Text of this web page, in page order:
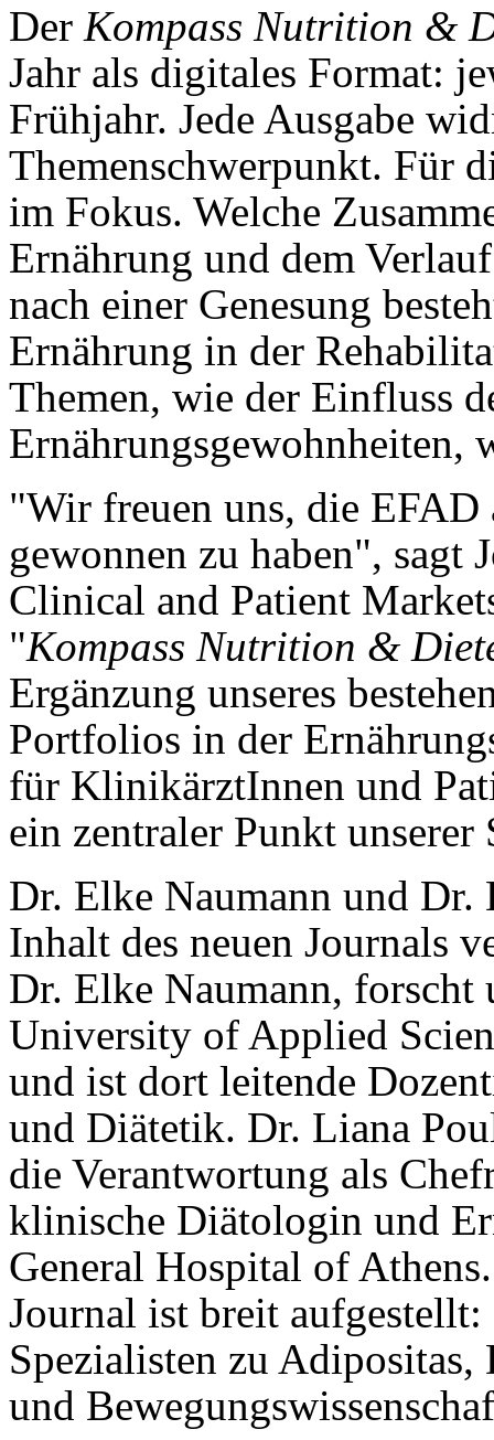
Der Kompass Nutrition &
Jahr als digitales Format:
Frühjahr. Jede Ausgabe
Themenschwerpunkt. Für
im Fokus. Welche
Ernährung und dem
nach einer Genesung
Ernährung in der
Themen, wie der Einfluss
Ernährungsgewohnheiten,
"Wir freuen uns, die EFAD
gewonnen zu haben", sagt
Clinical and Patient
"Kompass Nutrition &
Ergänzung unseres
Portfolios in der
für KlinikärztInnen und
ein zentraler Punkt
Dr. Elke Naumann und Dr.
Inhalt des neuen Journals
Dr. Elke Naumann,
University of Applied
und ist dort leitende
und Diätetik. Dr. Liana
die Verantwortung als
klinische Diätologin und
General Hospital of
Journal ist breit aufgestellt:
Spezialisten zu
und